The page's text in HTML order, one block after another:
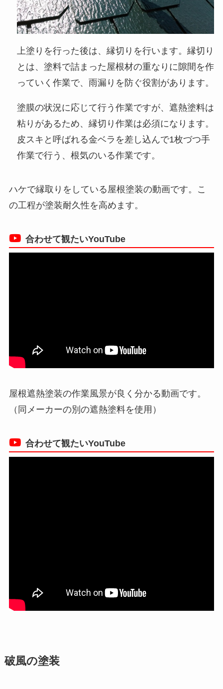
上塗りを行った後は、縁切りを行います。縁切り
とは、塗料で詰まった屋根材の重なりに隙間を作
っていく作業で、雨漏りを防ぐ役割があります。
塗膜の状況に応じて行う作業ですが、遮熱塗料は
粘りがあるため、縁切り作業は必須になります。
皮スキと呼ばれる金ベラを差し込んで1枚づつ手
作業で行う、根気のいる作業です。
ハケで縁取りをしている屋根塗装の動画です。こ
の工程が塗装耐久性を高めます。
合わせて観たいYouTube
屋根遮熱塗装の作業風景が良く分かる動画です。
（同メーカーの別の遮熱塗料を使用）
合わせて観たいYouTube
破風の塗装